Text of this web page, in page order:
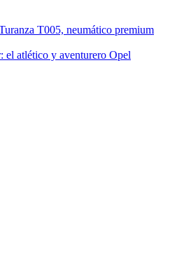
T005, neumático premium
el atlético y aventurero Opel